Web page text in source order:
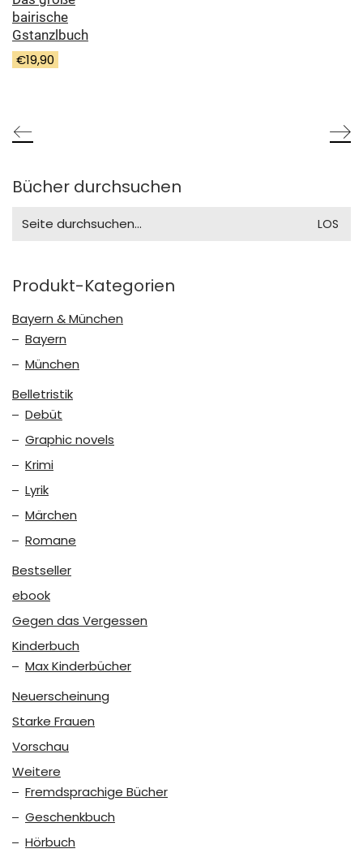
bairische
Gstanzlbuch
€19,90
Bücher durchsuchen
for:
Produkt-Kategorien
Bayern & München
Bayern
München
Belletristik
Debüt
Graphic novels
Krimi
Lyrik
Märchen
Romane
Bestseller
ebook
Gegen das Vergessen
Kinderbuch
Max Kinderbücher
Neuerscheinung
Starke Frauen
Vorschau
Weitere
Fremdsprachige Bücher
Geschenkbuch
Hörbuch